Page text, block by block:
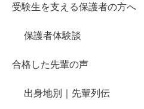
受験生を支える保護者の方へ
保護者体験談
合格した先輩の声
出身地別｜先輩列伝